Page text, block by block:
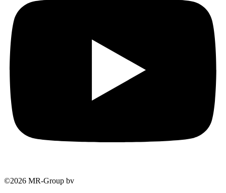
©2026 MR-Group bv